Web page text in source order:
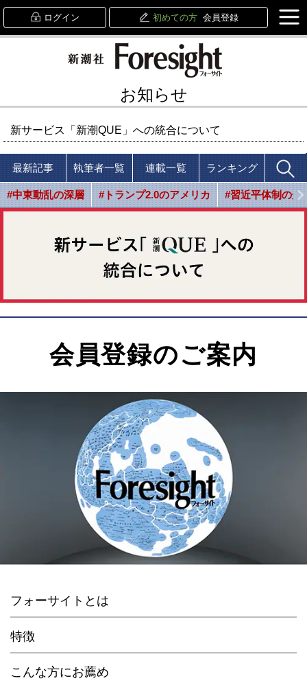
ログイン 初めての方 会員登録
お知らせ
新サービス「新潮QUE」への統合について
最新記事 執筆者一覧 連載一覧 ランキング
#中東動乱の深層 #トランプ2.0のアメリカ #習近平体制の光
会員登録のご案内
フォーサイトとは
特徴
こんな方にお薦め